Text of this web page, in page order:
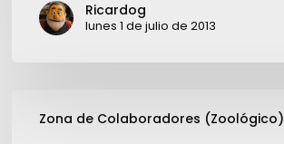
asociatividad
Ricardog
lunes 1 de julio de 2013
Zona de Colaboradores (Zoológico)
Microsoft